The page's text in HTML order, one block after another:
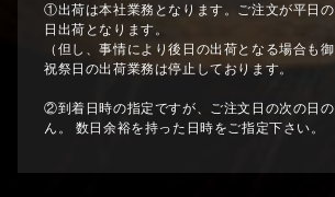
①出荷は本社業務となります。ご注文が平日
日出荷となります。
（但し、事情により後日の出荷となる場合も
祝祭日の出荷業務は停止しております。
②到着日時の指定ですが、ご注文日の次の日
ん。 数日余裕を持った日時をご指定下さい。